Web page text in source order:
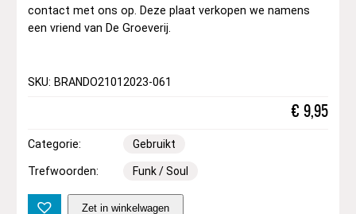
contact met ons op. Deze plaat verkopen we namens
een vriend van De Groeverij.
SKU: BRANDO21012023-061
€ 9,95
Categorie: Gebruikt
Trefwoorden: Funk / Soul
Zet in winkelwagen